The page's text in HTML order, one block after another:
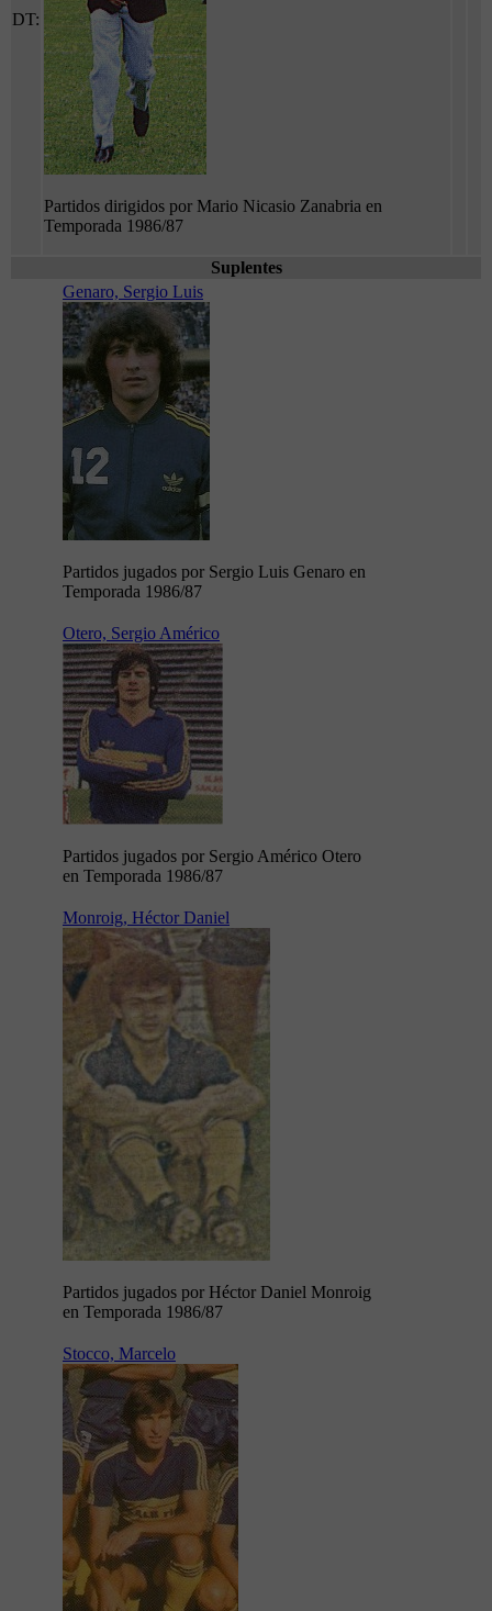
DT:
Partidos dirigidos por Mario Nicasio Zanabria en
Temporada 1986/87
Suplentes
Genaro, Sergio Luis
Partidos jugados por Sergio Luis Genaro en
Temporada 1986/87
Otero, Sergio Américo
Partidos jugados por Sergio Américo Otero
en Temporada 1986/87
Monroig, Héctor Daniel
Partidos jugados por Héctor Daniel Monroig
en Temporada 1986/87
Stocco, Marcelo